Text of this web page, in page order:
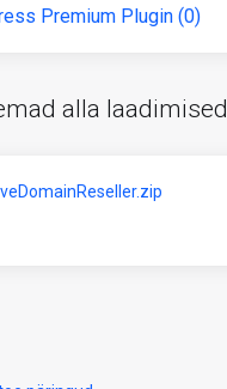
Premium Plugin (0)
alla laadimised